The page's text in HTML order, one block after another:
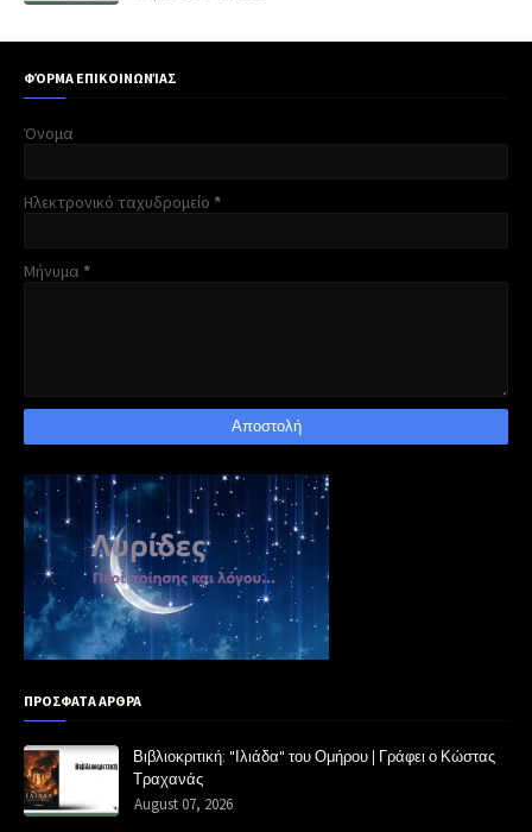
ΦΌΡΜΑ ΕΠΙΚΟΙΝΩΝΊΑΣ
Όνομα
Ηλεκτρονικό ταχυδρομείο *
Μήνυμα *
ΠΡΟΣΦΑΤΑ ΑΡΘΡΑ
Βιβλιοκριτική: "Ιλιάδα" του Ομήρου | Γράφει ο Κώστας
Τραχανάς
August 07, 2026